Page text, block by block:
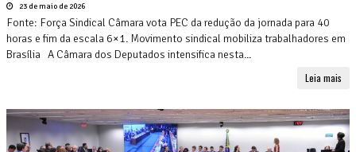
23 de maio de 2026
Fonte: Força Sindical Câmara vota PEC da redução da jornada para 40
horas e fim da escala 6×1. Movimento sindical mobiliza trabalhadores em
Brasília A Câmara dos Deputados intensifica nesta...
Leia mais